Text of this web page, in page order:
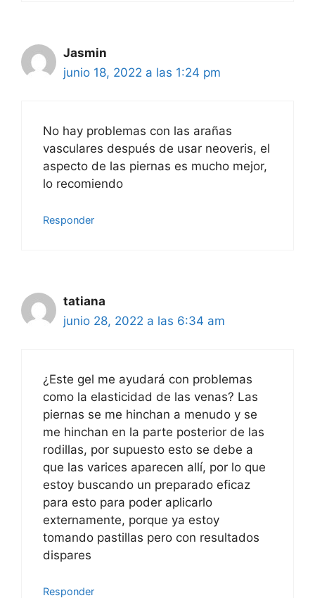
Jasmin
junio 18, 2022 a las 1:24 pm
No hay problemas con las arañas
vasculares después de usar neoveris, el
aspecto de las piernas es mucho mejor,
lo recomiendo
Responder
tatiana
junio 28, 2022 a las 6:34 am
¿Este gel me ayudará con problemas
como la elasticidad de las venas? Las
piernas se me hinchan a menudo y se
me hinchan en la parte posterior de las
rodillas, por supuesto esto se debe a
que las varices aparecen allí, por lo que
estoy buscando un preparado eficaz
para esto para poder aplicarlo
externamente, porque ya estoy
tomando pastillas pero con resultados
dispares
Responder